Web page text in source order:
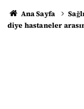
Ana Sayfa
diye hastaneler